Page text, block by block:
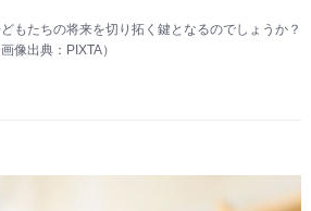
もたちの将来を切り拓く鍵となるのでしょうか？
像出典：PIXTA）